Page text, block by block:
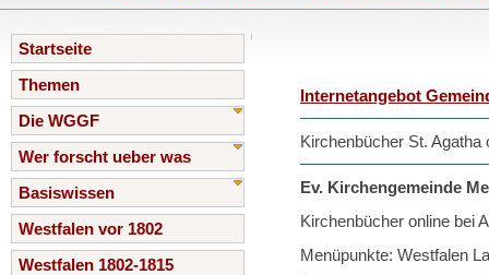
Startseite
Themen
Die WGGF
Wer forscht ueber was
Basiswissen
Westfalen vor 1802
Westfalen 1802-1815
Internetangebot
Kirchenbücher St. Agatha
Ev. Kirchengemeinde
Kirchenbücher online bei
Menüpunkte: Westfalen